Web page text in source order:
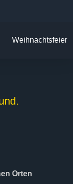
Weihnachtsfeier
Orten